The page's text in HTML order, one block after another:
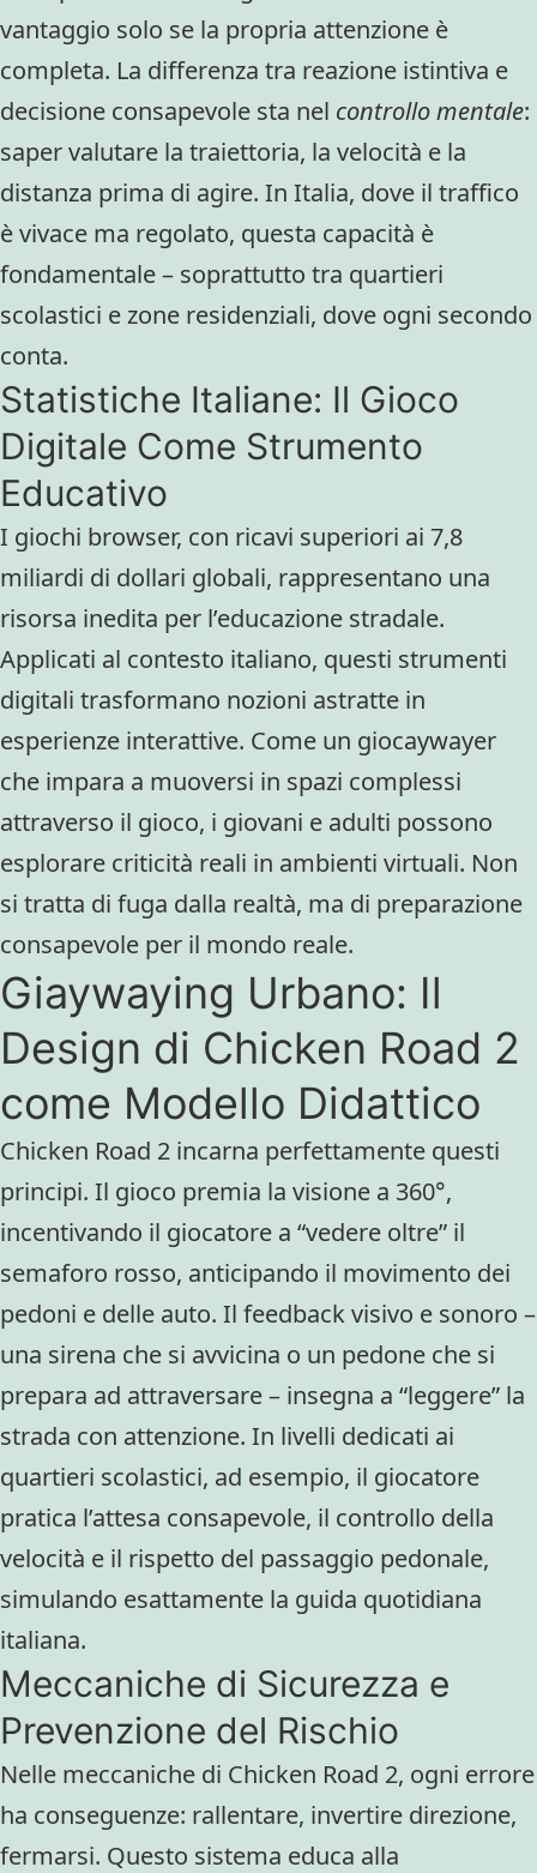
vantaggio solo se la propria attenzione è
completa. La differenza tra reazione istintiva e
decisione consapevole sta nel controllo mentale:
saper valutare la traiettoria, la velocità e la
distanza prima di agire. In Italia, dove il traffico
è vivace ma regolato, questa capacità è
fondamentale – soprattutto tra quartieri
scolastici e zone residenziali, dove ogni secondo
conta.
Statistiche Italiane: Il Gioco
Digitale Come Strumento
Educativo
I giochi browser, con ricavi superiori ai 7,8
miliardi di dollari globali, rappresentano una
risorsa inedita per l’educazione stradale.
Applicati al contesto italiano, questi strumenti
digitali trasformano nozioni astratte in
esperienze interattive. Come un giocaywayer
che impara a muoversi in spazi complessi
attraverso il gioco, i giovani e adulti possono
esplorare criticità reali in ambienti virtuali. Non
si tratta di fuga dalla realtà, ma di preparazione
consapevole per il mondo reale.
Giaywaying Urbano: Il
Design di Chicken Road 2
come Modello Didattico
Chicken Road 2 incarna perfettamente questi
principi. Il gioco premia la visione a 360°,
incentivando il giocatore a “vedere oltre” il
semaforo rosso, anticipando il movimento dei
pedoni e delle auto. Il feedback visivo e sonoro –
una sirena che si avvicina o un pedone che si
prepara ad attraversare – insegna a “leggere” la
strada con attenzione. In livelli dedicati ai
quartieri scolastici, ad esempio, il giocatore
pratica l’attesa consapevole, il controllo della
velocità e il rispetto del passaggio pedonale,
simulando esattamente la guida quotidiana
italiana.
Meccaniche di Sicurezza e
Prevenzione del Rischio
Nelle meccaniche di Chicken Road 2, ogni errore
ha conseguenze: rallentare, invertire direzione,
fermarsi. Questo sistema educa alla